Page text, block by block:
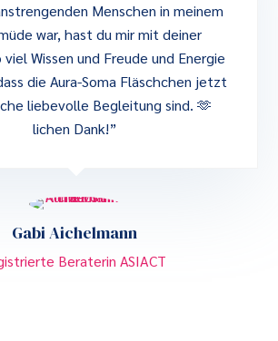
Menschen in meinem
war, hast du mir mit deiner
viel Wissen und Freude und Energie
die Aura-Soma Fläschchen jetzt
liebevolle Begleitung sind. 🫶
lichen Dank!”
Gabi Aichelmann
Beraterin ASIACT